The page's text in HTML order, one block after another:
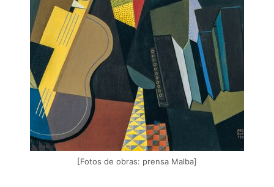
[Fotos de obras: prensa Malba]